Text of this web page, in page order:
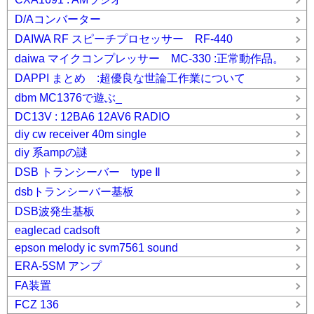
D/Aコンバーター
DAIWA RF スピーチプロセッサー RF-440
daiwa マイクコンプレッサー MC-330 :正常動作品。
DAPPI まとめ :超優良な世論工作業について
dbm MC1376で遊ぶ_
DC13V : 12BA6 12AV6 RADIO
diy cw receiver 40m single
diy 系ampの謎
DSB トランシーバー type Ⅱ
dsbトランシーバー基板
DSB波発生基板
eaglecad cadsoft
epson melody ic svm7561 sound
ERA-5SM アンプ
FA装置
FCZ 136